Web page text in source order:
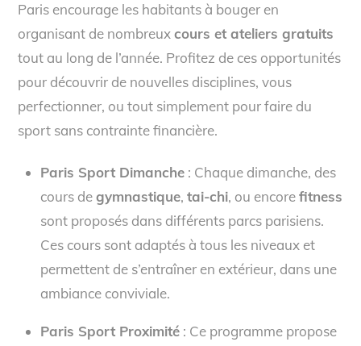
Paris encourage les habitants à bouger en
organisant de nombreuxcours et ateliers gratuits
tout au long de l’année. Profitez de ces opportunités
pour découvrir de nouvelles disciplines, vous
perfectionner, ou tout simplement pour faire du
sport sans contrainte financière.
Paris Sport Dimanche: Chaque dimanche, des
cours degymnastique, tai-chi, ou encorefitness
sont proposés dans différents parcs parisiens.
Ces cours sont adaptés à tous les niveaux et
permettent de s’entraîner en extérieur, dans une
ambiance conviviale.
Paris Sport Proximité: Ce programme propose